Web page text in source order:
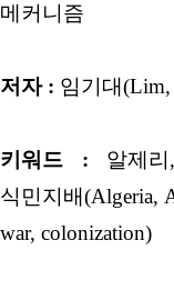
메커니즘
저자 : 임기대(Lim,
키워드 : 알제
식민지배(Algeria,
war, colonization)